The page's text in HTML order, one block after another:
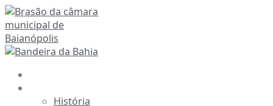
Ir
para
o
conteúdo
História